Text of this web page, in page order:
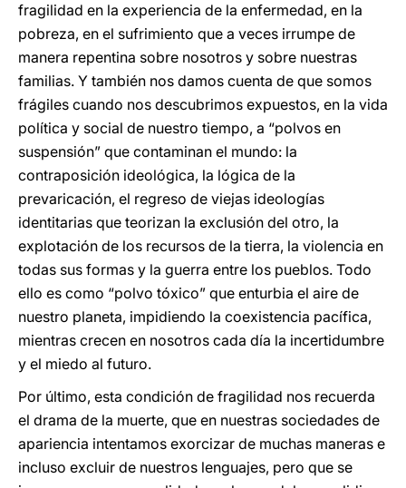
fragilidad en la experiencia de la enfermedad, en la
pobreza, en el sufrimiento que a veces irrumpe de
manera repentina sobre nosotros y sobre nuestras
familias. Y también nos damos cuenta de que somos
frágiles cuando nos descubrimos expuestos, en la vida
política y social de nuestro tiempo, a “polvos en
suspensión” que contaminan el mundo: la
contraposición ideológica, la lógica de la
prevaricación, el regreso de viejas ideologías
identitarias que teorizan la exclusión del otro, la
explotación de los recursos de la tierra, la violencia en
todas sus formas y la guerra entre los pueblos. Todo
ello es como “polvo tóxico” que enturbia el aire de
nuestro planeta, impidiendo la coexistencia pacífica,
mientras crecen en nosotros cada día la incertidumbre
y el miedo al futuro.
Por último, esta condición de fragilidad nos recuerda
el drama de la muerte, que en nuestras sociedades de
apariencia intentamos exorcizar de muchas maneras e
incluso excluir de nuestros lenguajes, pero que se